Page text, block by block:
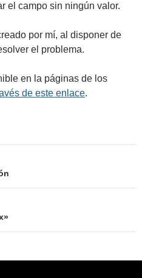
el campo sin ningún valor.
por mí, al disponer de
el problema.
en la páginas de los
de este enlace.